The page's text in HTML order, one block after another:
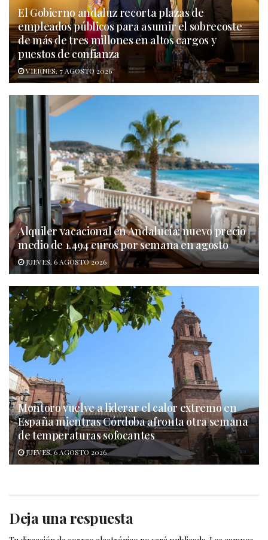
El Gobierno andaluz recorta plazas de
empleados públicos para asumir el sobrecoste
de más de tres millones en altos cargos y
puestos de confianza
VIERNES, 7 AGOSTO 2026
Alquiler vacacional en Andalucía: nuevo precio
medio de 1.494 euros por semana en agosto
JUEVES, 6 AGOSTO 2026
Montoro vuelve a liderar el calor extremo en
España mientras Córdoba afronta otra semana
de temperaturas sofocantes
JUEVES, 6 AGOSTO 2026
Deja una respuesta